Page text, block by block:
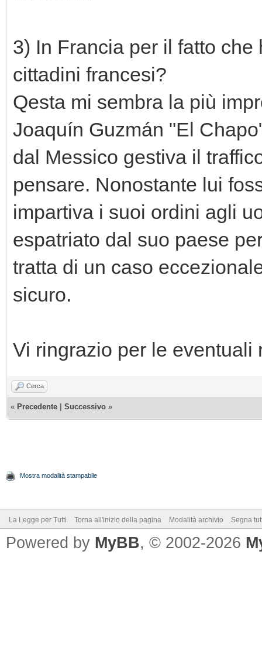
3) In Francia per il fatto
cittadini francesi?
Qesta mi sembra la più
Joaquín Guzmán "El
dal Messico gestiva il
pensare. Nonostante lui
impartiva i suoi ordini agli
espatriato dal suo paese
tratta di un caso
sicuro.
Vi ringrazio per le eventuali
Cerca
« Precedente Successivo »
Mostra modalità stampabile
La Legge per Tutti Torna all'inizio della pagina Modalità archivio Segna
Powered by MyBB, © 2002-2026